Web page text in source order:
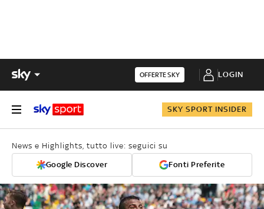
OFFERTE SKY LOGIN
SKY SPORT INSIDER
News e Highlights, tutto live: seguici su
Google Discover Fonti Preferite